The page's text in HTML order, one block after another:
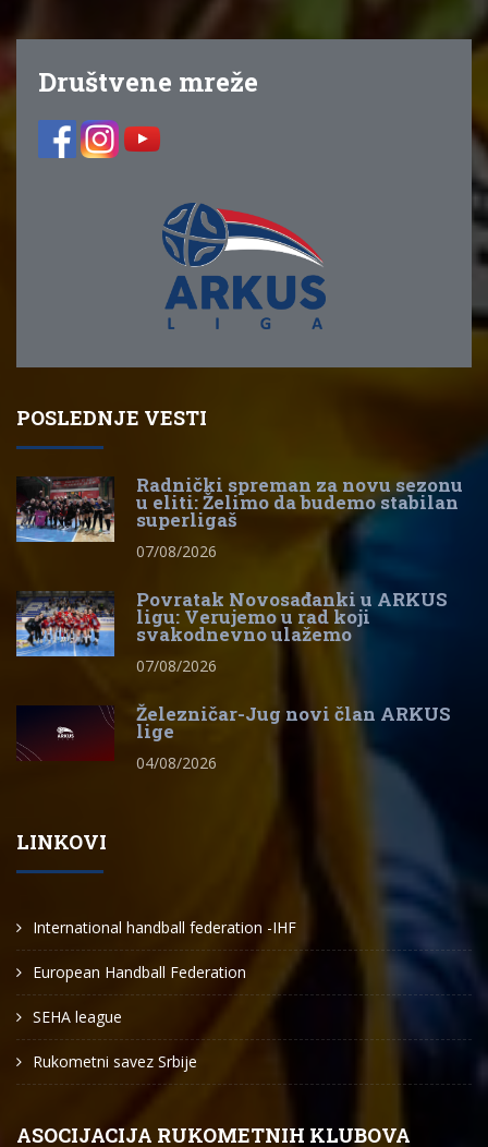
Društvene mreže
POSLEDNJE VESTI
Radnički spreman za novu sezonu
u eliti: Želimo da budemo stabilan
superligaš
07/08/2026
Povratak Novosađanki u ARKUS
ligu: Verujemo u rad koji
svakodnevno ulažemo
07/08/2026
Železničar-Jug novi član ARKUS
lige
04/08/2026
LINKOVI
International handball federation -IHF
European Handball Federation
SEHA league
Rukometni savez Srbije
ASOCIJACIJA RUKOMETNIH KLUBOVA